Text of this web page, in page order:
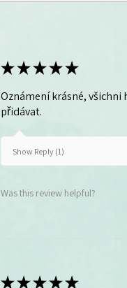
★★★★★
Oznámení krásné, všichni
přidávat.
Show Reply (1)
Was this review helpful?
★★★★★